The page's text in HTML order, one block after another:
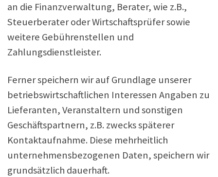
an die Finanzverwaltung, Berater, wie z.B.,
Steuerberater oder Wirtschaftsprüfer sowie
weitere Gebührenstellen und
Zahlungsdienstleister.
Ferner speichern wir auf Grundlage unserer
betriebswirtschaftlichen Interessen Angaben zu
Lieferanten, Veranstaltern und sonstigen
Geschäftspartnern, z.B. zwecks späterer
Kontaktaufnahme. Diese mehrheitlich
unternehmensbezogenen Daten, speichern wir
grundsätzlich dauerhaft.